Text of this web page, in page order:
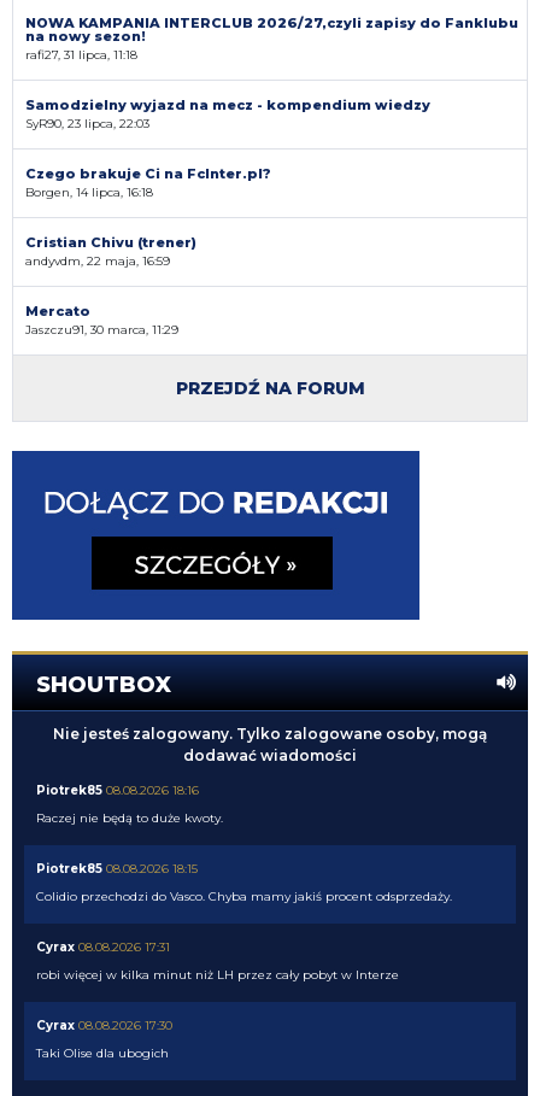
NOWA KAMPANIA INTERCLUB 2026/27,czyli zapisy do Fanklubu
na nowy sezon!
rafi27, 31 lipca, 11:18
Samodzielny wyjazd na mecz - kompendium wiedzy
SyR90, 23 lipca, 22:03
Czego brakuje Ci na FcInter.pl?
Borgen, 14 lipca, 16:18
Cristian Chivu (trener)
andyvdm, 22 maja, 16:59
Mercato
Jaszczu91, 30 marca, 11:29
PRZEJDŹ NA FORUM
SHOUTBOX
Nie jesteś zalogowany. Tylko zalogowane osoby, mogą
dodawać wiadomości
Piotrek85 08.08.2026 18:16
Raczej nie będą to duże kwoty.
Piotrek85 08.08.2026 18:15
Colidio przechodzi do Vasco. Chyba mamy jakiś procent odsprzedaży.
Cyrax 08.08.2026 17:31
robi więcej w kilka minut niż LH przez cały pobyt w Interze
Cyrax 08.08.2026 17:30
Taki Olise dla ubogich